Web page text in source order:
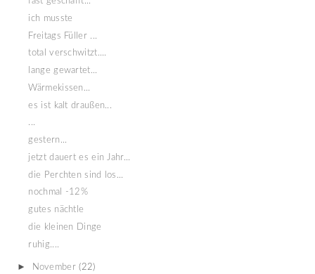
ich musste
Freitags Füller ...
total verschwitzt....
lange gewartet...
Wärmekissen...
es ist kalt draußen...
...
gestern...
jetzt dauert es ein Jahr...
die Perchten sind los...
nochmal -12%
gutes nächtle
die kleinen Dinge
ruhig....
► November (22)